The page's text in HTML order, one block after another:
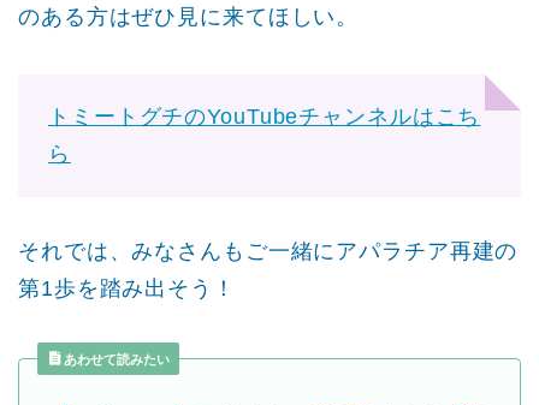
のある方はぜひ見に来てほしい。
トミートグチのYouTubeチャンネルはこち
ら
それでは、みなさんもご一緒にアパラチア再建の
第1歩を踏み出そう！
あわせて読みたい